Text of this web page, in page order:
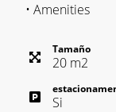
• Amenities
Tamaño
20 m2
Si